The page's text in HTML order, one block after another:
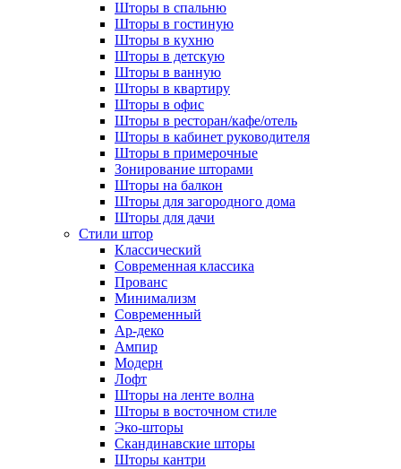
Шторы в спальню
Шторы в гостиную
Шторы в кухню
Шторы в детскую
Шторы в ванную
Шторы в квартиру
Шторы в офис
Шторы в ресторан/кафе/отель
Шторы в кабинет руководителя
Шторы в примерочные
Зонирование шторами
Шторы на балкон
Шторы для загородного дома
Шторы для дачи
Стили штор
Классический
Современная классика
Прованс
Минимализм
Современный
Ар-деко
Ампир
Модерн
Лофт
Шторы на ленте волна
Шторы в восточном стиле
Эко-шторы
Скандинавские шторы
Шторы кантри